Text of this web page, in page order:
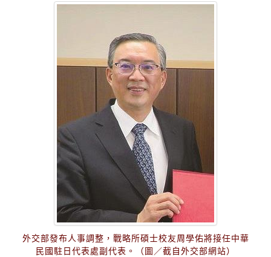
外交部發布人事調整，戰略所碩士校友周學佑將接任中華
民國駐日代表處副代表。（圖／截自外交部網站）